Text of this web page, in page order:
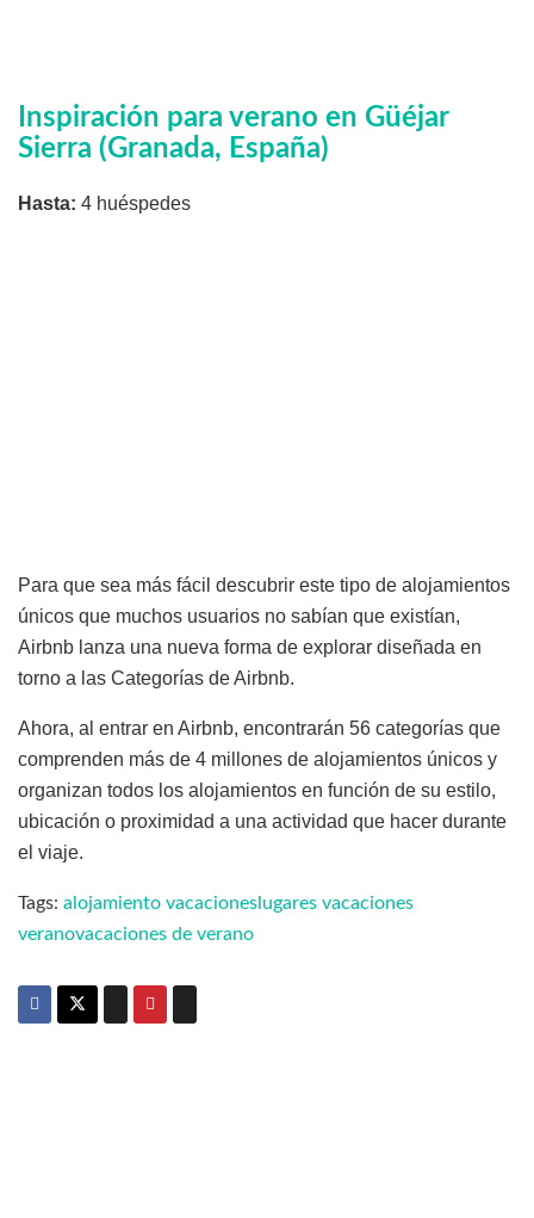
Inspiración para verano en Güéjar
Sierra (Granada, España)
Hasta: 4 huéspedes
Para que sea más fácil descubrir este tipo de alojamientos
únicos que muchos usuarios no sabían que existían,
Airbnb lanza una nueva forma de explorar diseñada en
torno a las Categorías de Airbnb.
Ahora, al entrar en Airbnb, encontrarán 56 categorías que
comprenden más de 4 millones de alojamientos únicos y
organizan todos los alojamientos en función de su estilo,
ubicación o proximidad a una actividad que hacer durante
el viaje.
Tags: alojamiento vacaciones lugares vacaciones
veranovacaciones de verano